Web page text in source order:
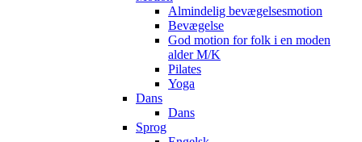
Almindelig bevægelsesmotion
Bevægelse
God motion for folk i en moden
alder M/K
Pilates
Yoga
Dans
Dans
Sprog